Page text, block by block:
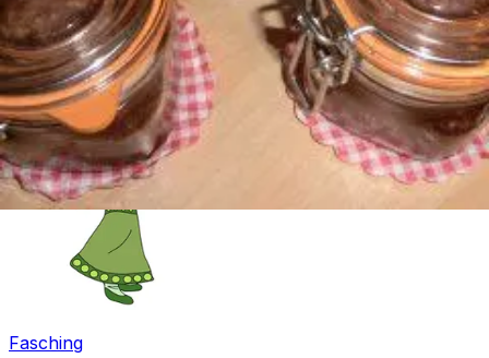
Ostern
Fasching